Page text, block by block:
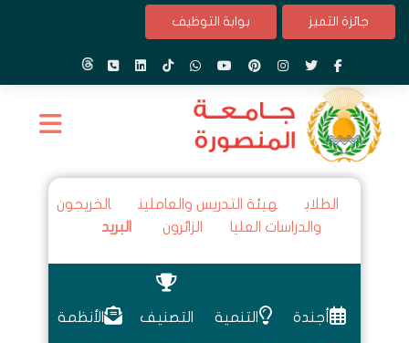
جائزة التميز بوابة التوظيف
الطلاب هيئة التدريس والعاملين
الخريجون
والدراسات العليا
الزائرون البريد
أجندة التنمية التصنيف الأنظمة